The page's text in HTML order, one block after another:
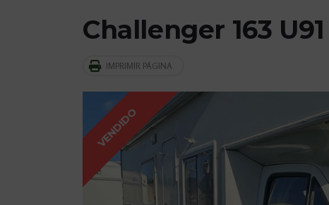
Challenger 163 U91
IMPRIMIR PÁGINA
VENDIDO